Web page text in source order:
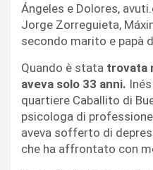
Ángeles e Dolores,
Jorge Zorreguieta,
secondo marito e papà
Quando è stata trovata
aveva solo 33 anni.
quartiere Caballito di
psicologa di
aveva sofferto di
che ha affrontato con